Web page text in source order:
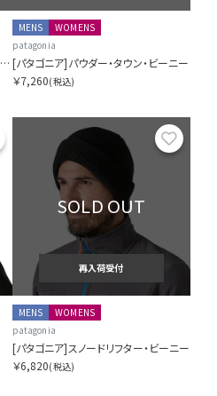
[パタゴニア]フィッシャーマンズ・ロールド・ビーニー
MENS
WOMENS
patagonia
[パタゴニア]パウダー・タウン・ビーニー
￥7,260(税込)
お気に入り
SOLD OUT
再入荷受付
MENS
WOMENS
patagonia
[パタゴニア]スノードリフター・ビーニー
￥6,820(税込)